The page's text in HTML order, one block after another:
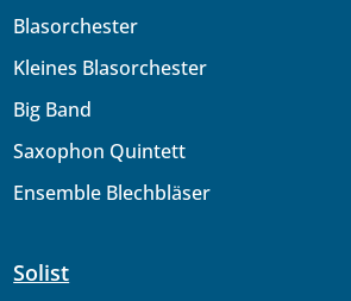
Blasorchester
Kleines Blasorchester
Big Band
Saxophon Quintett
Ensemble Blechbläser
Solist